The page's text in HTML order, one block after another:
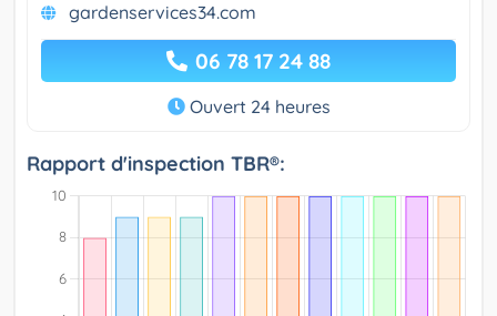
gardenservices34.com
06 78 17 24 88
Ouvert 24 heures
Rapport d'inspection TBR®: